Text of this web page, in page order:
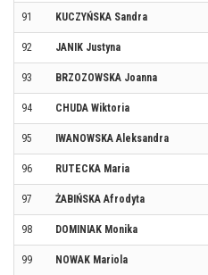
91 KUCZYŃSKA Sandra
92 JANIK Justyna
93 BRZOZOWSKA Joanna
94 CHUDA Wiktoria
95 IWANOWSKA Aleksandra
96 RUTECKA Maria
97 ŻABIŃSKA Afrodyta
98 DOMINIAK Monika
99 NOWAK Mariola